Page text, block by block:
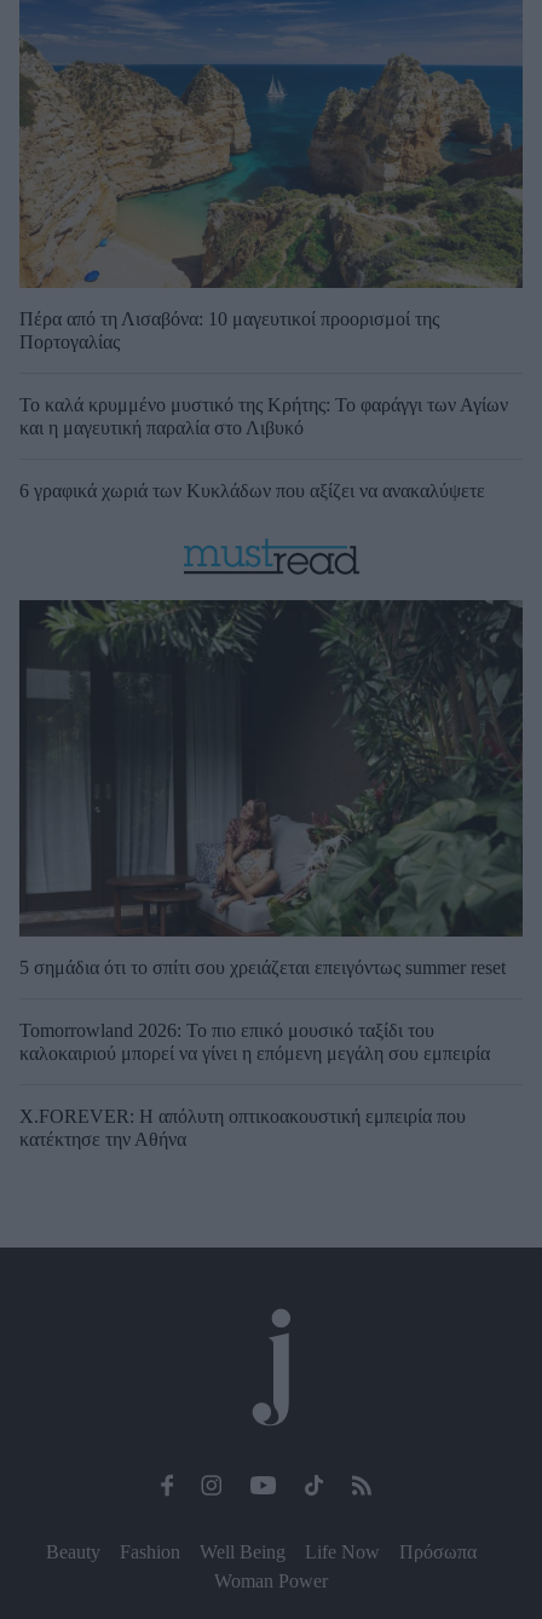
Πέρα από τη Λισαβόνα: 10 μαγευτικοί προορισμοί της
Πορτογαλίας
Το καλά κρυμμένο μυστικό της Κρήτης: Το φαράγγι των Αγίων
και η μαγευτική παραλία στο Λιβυκό
6 γραφικά χωριά των Κυκλάδων που αξίζει να ανακαλύψετε
5 σημάδια ότι το σπίτι σου χρειάζεται επειγόντως summer reset
Tomorrowland 2026: Το πιο επικό μουσικό ταξίδι του
καλοκαιριού μπορεί να γίνει η επόμενη μεγάλη σου εμπειρία
X.FOREVER: Η απόλυτη οπτικοακουστική εμπειρία που
κατέκτησε την Αθήνα
Beauty Fashion Well Being Life Now
Πρόσωπα
Woman Power